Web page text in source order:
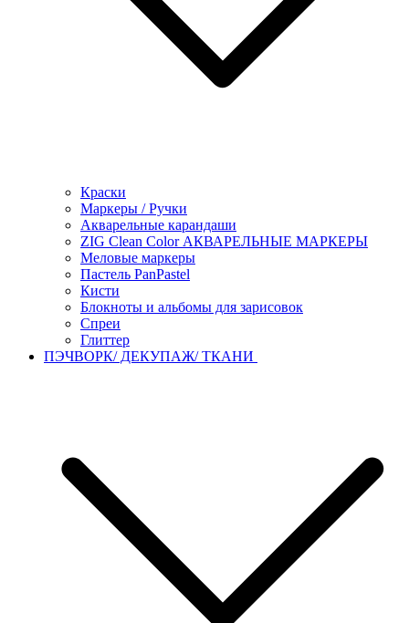
Краски
Маркеры / Ручки
Акварельные карандаши
ZIG Clean Color АКВАРЕЛЬНЫЕ МАРКЕРЫ
Меловые маркеры
Пастель PanPastel
Кисти
Блокноты и альбомы для зарисовок
Спреи
Глиттер
ПЭЧВОРК/ ДЕКУПАЖ/ ТКАНИ